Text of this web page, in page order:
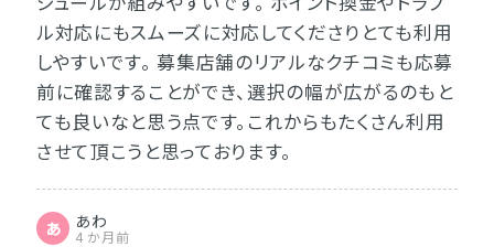
ル対応にもスムーズに対応してくださりとても利用
しやすいです。 募集店舗のリアルなクチコミも応募
前に確認することができ、選択の幅が広がるのもと
ても良いなと思う点です。これからもたくさん利用
させて頂こうと思っております。
あ あわ
4 か月前